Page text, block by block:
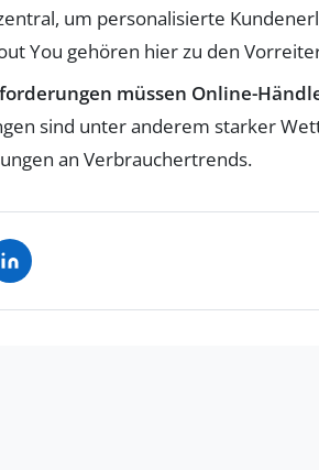
um personalisierte
You gehören hier zu den
müssen Online-
sind unter anderem starker
an Verbrauchertrends.